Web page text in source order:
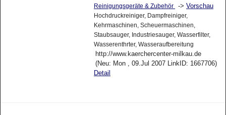
Reinigungsgeräte & Zubehör
-> Vorschau
Hochdruckreiniger, Dampfreiniger,
Kehrmaschinen, Scheuermaschinen,
Staubsauger, Industriesauger, Wasserfilter,
Wasserenthrter, Wasseraufbereitung
http://www.kaerchercenter-milkau.de
(Neu: Mon , 09.Jul 2007 LinkID: 1667706)
Detail